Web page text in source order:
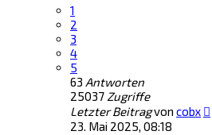
1
2
3
4
5
63 Antworten
25037 Zugriffe
Letzter Beitragvon cobx
23. Mai 2025, 08:18